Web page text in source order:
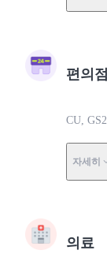
편의점
CU,
자세히
의료